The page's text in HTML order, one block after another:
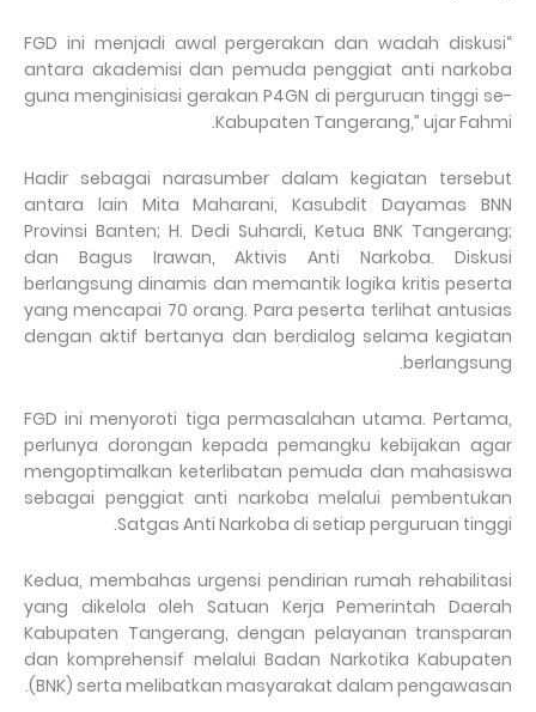
“FGD ini menjadi awal pergerakan dan wadah diskusi
antara akademisi dan pemuda penggiat anti narkoba
guna menginisiasi gerakan P4GN di perguruan tinggi se-
Kabupaten Tangerang,” ujar Fahmi.
Hadir sebagai narasumber dalam kegiatan tersebut
antara lain Mita Maharani, Kasubdit Dayamas BNN
Provinsi Banten; H. Dedi Suhardi, Ketua BNK Tangerang;
dan Bagus Irawan, Aktivis Anti Narkoba. Diskusi
berlangsung dinamis dan memantik logika kritis peserta
yang mencapai 70 orang. Para peserta terlihat antusias
dengan aktif bertanya dan berdialog selama kegiatan
berlangsung.
FGD ini menyoroti tiga permasalahan utama. Pertama,
perlunya dorongan kepada pemangku kebijakan agar
mengoptimalkan keterlibatan pemuda dan mahasiswa
sebagai penggiat anti narkoba melalui pembentukan
Satgas Anti Narkoba di setiap perguruan tinggi.
Kedua, membahas urgensi pendirian rumah rehabilitasi
yang dikelola oleh Satuan Kerja Pemerintah Daerah
Kabupaten Tangerang, dengan pelayanan transparan
dan komprehensif melalui Badan Narkotika Kabupaten
(BNK) serta melibatkan masyarakat dalam pengawasan.